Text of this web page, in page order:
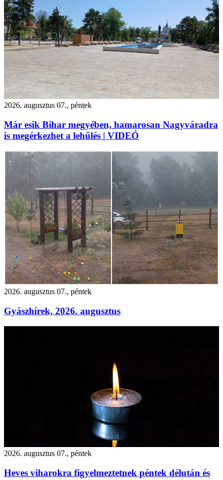
2026. augusztus 07., péntek
Már esik Bihar megyében, hamarosan Nagyváradra
is megérkezhet a lehűlés | VIDEÓ
2026. augusztus 07., péntek
Gyászhírek, 2026. augusztus
2026. augusztus 07., péntek
Heves viharokra figyelmeztetnek péntek délután és